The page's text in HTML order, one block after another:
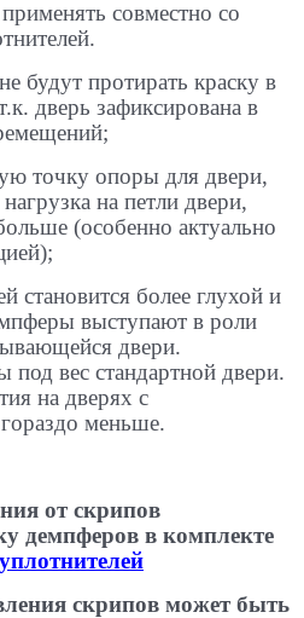
совместно со
будут протирать краску в
дверь зафиксирована в
точку опоры для двери,
на петли двери,
(особенно актуально
становится более глухой и
выступают в роли
двери.
вес стандартной двери.
на дверях с
меньше.
от скрипов
демпферов в комплекте
скрипов может быть